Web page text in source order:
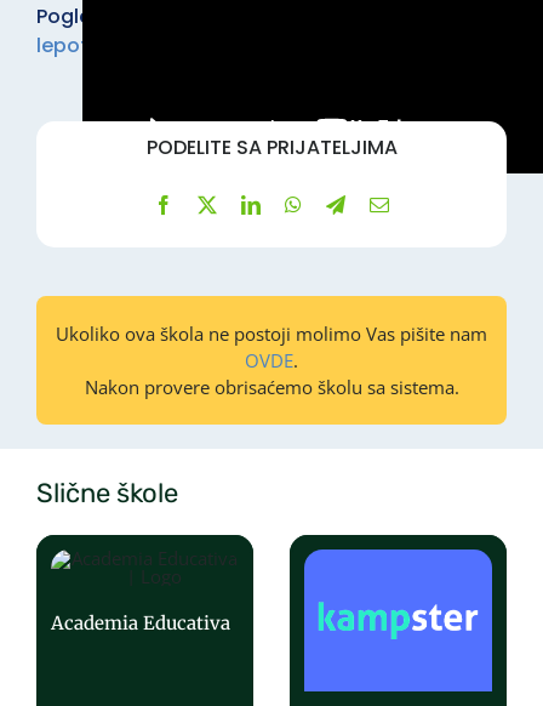
Pogledaj i ostale kurseve u kategoriji:
lepota
PODELITE SA PRIJATELJIMA
Ukoliko ova škola ne postoji molimo Vas pišite nam
OVDE.
Nakon provere obrisaćemo školu sa sistema.
Slične škole
Academia Educativa